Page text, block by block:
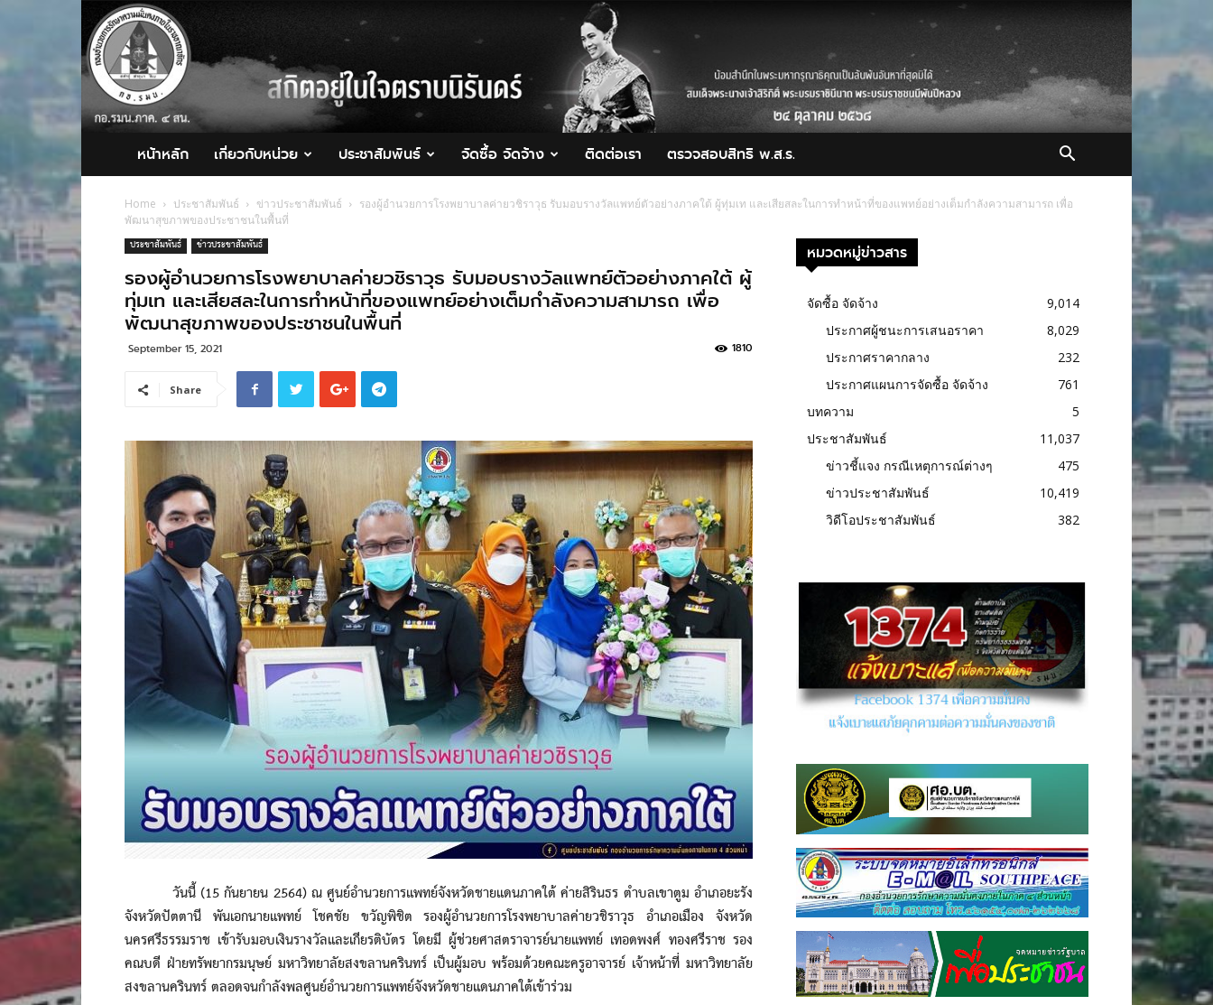
กอ.รมน.ภาค
4
สน.
หน้าหลัก เกี่ยวกับหน่วย ประชาสัมพันธ์ จัดซื้อ จัดจ้าง ติดต่อเรา ตรวจสอบสิทธิ พ.ส.ร.
Home ประชาสัมพันธ์ ข่าวประชาสัมพันธ์
รองผู้อำนวยการโรงพยาบาลค่ายวชิราวุธ รับมอบรางวัลแพทย์ตัวอย่างภาคใต้ ผู้ทุ่มเท และเสียสละในการทำหน้าที่ของแพทย์อย่างเต็มกำลังความสามารถ เพื่อ
พัฒนาสุขภาพของประชาชนในพื้นที่
ประชาสัมพันธ์ ข่าวประชาสัมพันธ์
รองผู้อำนวยการโรงพยาบาลค่ายวชิราวุธ รับมอบรางวัลแพทย์ตัวอย่างภาคใต้ ผู้
ทุ่มเท และเสียสละในการทำหน้าที่ของแพทย์อย่างเต็มกำลังความสามารถ เพื่อ
พัฒนาสุขภาพของประชาชนในพื้นที่
September 15, 2021 1810
Share
วันนี้ (15 กันยายน 2564) ณ ศูนย์อํานวยการแพทย์จังหวัดชายแดนภาคใต้ ค่ายสิรินธร ตำบลเขาตูม อำเภอยะรัง
จังหวัดปัตตานี พันเอกนายแพทย์ โชคชัย ขวัญพิชิต รองผู้อำนวยการโรงพยาบาลค่ายวชิราวุธ อำเภอเมือง จังหวัด
นครศรีธรรมราช เข้ารับมอบเงินรางวัลและเกียรติบัตร โดยมี ผู้ช่วยศาสตราจารย์นายแพทย์ เทอดพงศ์ ทองศรีราช รอง
คณบดี ฝ่ายทรัพยากรมนุษย์ มหาวิทยาลัยสงขลานครินทร์ เป็นผู้มอบ พร้อมด้วยคณะครูอาจารย์ เจ้าหน้าที่ มหาวิทยาลัย
สงขลานครินทร์ ตลอดจนกำลังพลศูนย์อํานวยการแพทย์จังหวัดชายแดนภาคใต้เข้าร่วม
หมวดหมู่ข่าวสาร
จัดซื้อ จัดจ้าง
9,014
ประกาศผู้ชนะการเสนอราคา
8,029
ประกาศราคากลาง
232
ประกาศแผนการจัดซื้อ จัดจ้าง
761
บทความ
5
ประชาสัมพันธ์
11,037
ข่าวชี้แจง กรณีเหตุการณ์ต่างๆ
475
ข่าวประชาสัมพันธ์
10,419
วิดีโอประชาสัมพันธ์
382